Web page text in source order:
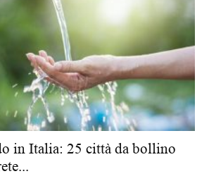
in Italia: 25 città da bollino